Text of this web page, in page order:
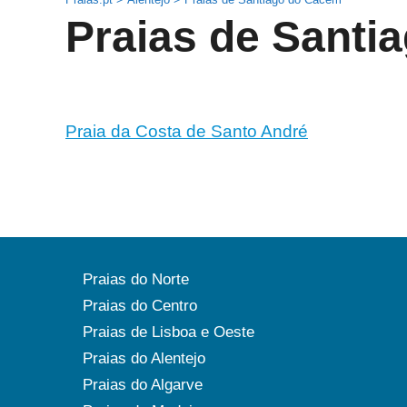
Praias de
Praia da Costa de Santo André
Praias do Norte
Praias do Centro
Praias de Lisboa e Oeste
Praias do Alentejo
Praias do Algarve